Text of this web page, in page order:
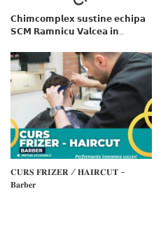
𝗖𝗵𝗶𝗺𝗰𝗼𝗺𝗽𝗹𝗲𝘅 𝘀𝘂𝘀𝘁𝗶𝗻𝗲 𝗲𝗰𝗵𝗶𝗽𝗮
𝗦𝗖𝗠 𝗥𝗮𝗺𝗻𝗶𝗰𝘂 𝗩𝗮𝗹𝗰𝗲𝗮 𝗶𝗻
𝗳𝗶𝗻𝗮𝗻𝘁𝗮𝘁𝗼𝗿
𝐂𝐔𝐑𝐒 𝐅𝐑𝐈𝐙𝐄𝐑 / 𝐇𝐀𝐈𝐑𝐂𝐔𝐓 –
𝐁𝐚𝐫𝐛𝐞𝐫